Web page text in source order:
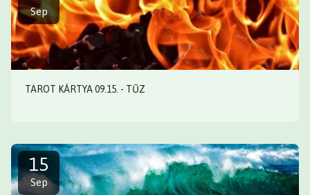
Sep
TAROT KÁRTYA 09.15. - TŰZ
15
Sep